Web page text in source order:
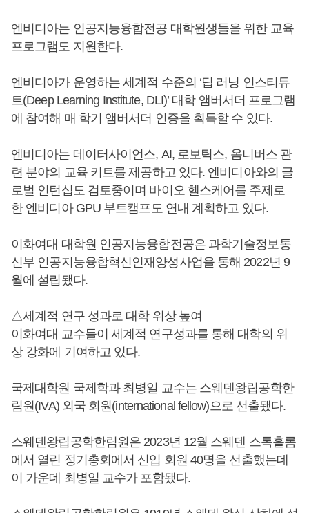
엔비디아는 인공지능융합전공 대학원생들을 위한 교육
프로그램도 지원한다.
엔비디아가 운영하는 세계적 수준의 ‘딥 러닝 인스티튜
트(Deep Learning Institute, DLI)’ 대학 앰버서더 프로그램
에 참여해 매 학기 앰버서더 인증을 획득할 수 있다.
엔비디아는 데이터사이언스, AI, 로보틱스, 옴니버스 관
련 분야의 교육 키트를 제공하고 있다. 엔비디아와의 글
로벌 인턴십도 검토중이며 바이오 헬스케어를 주제로
한 엔비디아 GPU 부트캠프도 연내 계획하고 있다.
이화여대 대학원 인공지능융합전공은 과학기술정보통
신부 인공지능융합혁신인재양성사업을 통해 2022년 9
월에 설립됐다.
△세계적 연구 성과로 대학 위상 높여
이화여대 교수들이 세계적 연구성과를 통해 대학의 위
상 강화에 기여하고 있다.
국제대학원 국제학과 최병일 교수는 스웨덴왕립공학한
림원(IVA) 외국 회원(international fellow)으로 선출됐다.
스웨덴왕립공학한림원은 2023년 12월 스웨덴 스톡홀롬
에서 열린 정기총회에서 신입 회원 40명을 선출했는데
이 가운데 최병일 교수가 포함됐다.